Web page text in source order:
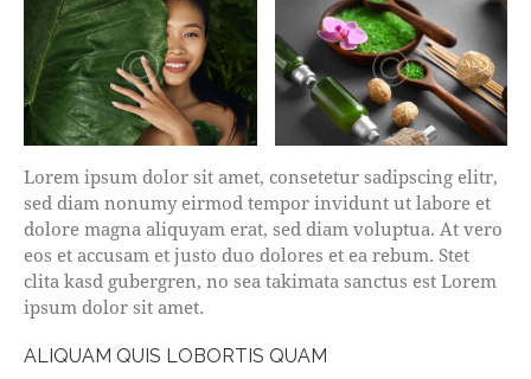
Lorem ipsum dolor sit amet, consetetur sadipscing elitr,
sed diam nonumy eirmod tempor invidunt ut labore et
dolore magna aliquyam erat, sed diam voluptua. At vero
eos et accusam et justo duo dolores et ea rebum. Stet
clita kasd gubergren, no sea takimata sanctus est Lorem
ipsum dolor sit amet.
ALIQUAM QUIS LOBORTIS QUAM